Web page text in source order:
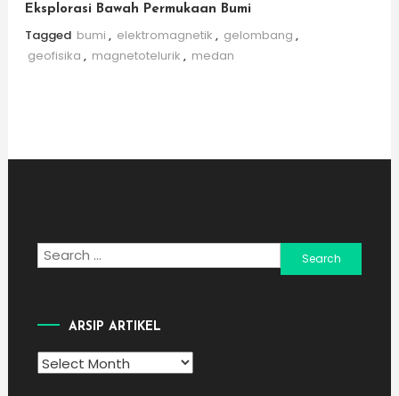
Eksplorasi Bawah Permukaan Bumi
Tagged bumi , elektromagnetik , gelombang ,
geofisika , magnetotelurik , medan
Search
for:
ARSIP ARTIKEL
Arsip